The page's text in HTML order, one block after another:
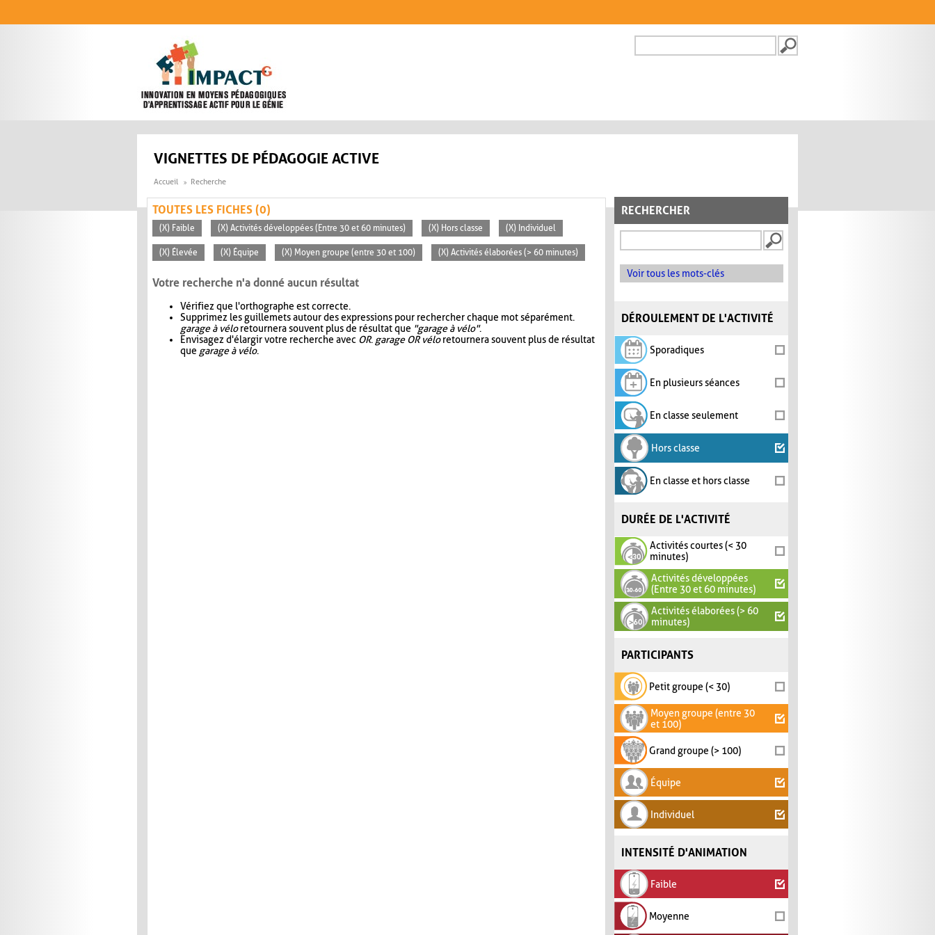
FORMULAIRE DE
VIGNETTES DE PÉDAGOGIE ACTIVE
Accueil Recherche
RECHERCHER
Voir tous les mots-clés
DÉROULEMENT DE L'ACTIVITÉ
Sporadiques
En plusieurs séances
En classe seulement
Hors classe
En classe et hors classe
DURÉE DE L'ACTIVITÉ
Activités courtes (< 30
minutes)
Activités développées
(Entre 30 et 60 minutes)
Activités élaborées (> 60
minutes)
PARTICIPANTS
Petit groupe (< 30)
Moyen groupe (entre 30
et 100)
Grand groupe (> 100)
Équipe
Individuel
INTENSITÉ D'ANIMATION
Faible
Moyenne
TOUTES LES FICHES (0)
(X) Faible (X) Activités développées (Entre 30 et 60 minutes) (X) Hors classe (X) Individuel
(X) Élevée (X) Équipe (X) Moyen groupe (entre 30 et 100) (X) Activités élaborées (> 60 minutes)
Votre recherche n'a donné aucun résultat
Vérifiez que l'orthographe est correcte.
Supprimez les guillemets autour des expressions pour rechercher chaque mot séparément.
garage à véloretournera souvent plus de résultat que "garage à vélo".
Envisagez d'élargir votre recherche avec OR. garage OR véloretournera souvent plus de résultat
que garage à vélo.